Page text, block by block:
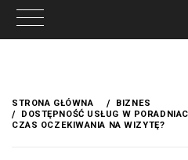
treści
STRONA GŁÓWNA
BIZNES
DOSTĘPNOŚĆ USŁUG W
CZAS OCZEKIWANIA NA WIZYTĘ?